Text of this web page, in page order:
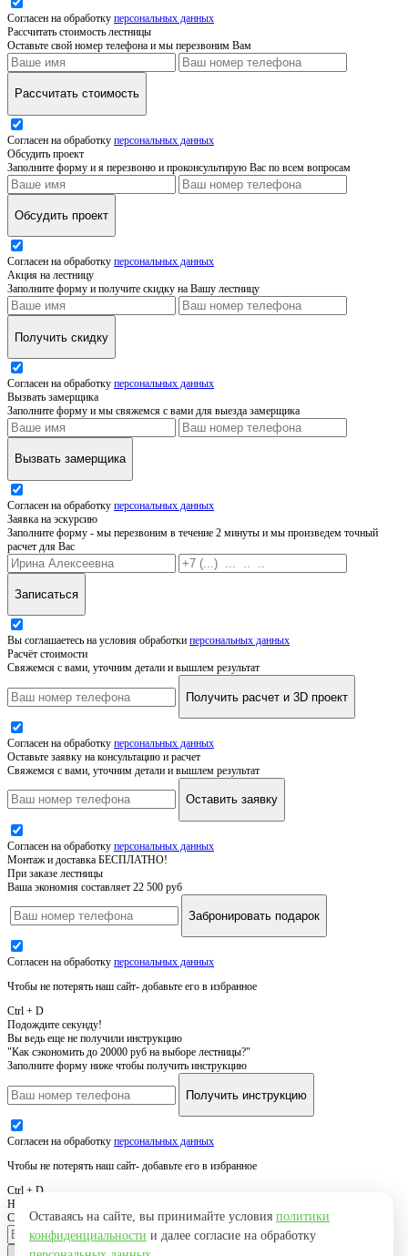
Согласен на обработку персональных данных
Рассчитать стоимость лестницы
Оставьте свой номер телефона и мы перезвоним Вам
Рассчитать стоимость
Согласен на обработку персональных данных
Обсудить проект
Заполните форму и я перезвоню и проконсультирую Вас по всем вопросам
Обсудить проект
Согласен на обработку персональных данных
Акция на лестницу
Заполните форму и получите скидку на Вашу лестницу
Получить скидку
Согласен на обработку персональных данных
Вызвать замерщика
Заполните форму и мы свяжемся с вами для выезда замерщика
Вызвать замерщика
Согласен на обработку персональных данных
Заявка на эскурсию
Заполните форму - мы перезвоним в течение 2 минуты и мы произведем точный
расчет для Вас
Записаться
Вы соглашаетесь на условия обработки персональных данных
Расчёт стоимости
Свяжемся с вами, уточним детали и вышлем результат
Получить расчет и 3D проект
Согласен на обработку персональных данных
Оставьте заявку на консультацию и расчет
Свяжемся с вами, уточним детали и вышлем результат
Оставить заявку
Согласен на обработку персональных данных
Монтаж и доставка БЕСПЛАТНО!
При заказе лестницы
Ваша экономия составляет 22 500 руб
Забронировать подарок
Согласен на обработку персональных данных
Чтобы не потерять наш сайт- добавьте его в избранное
Ctrl + D
Подождите секунду!
Вы ведь еще не получили инструкцию
"Как сэкономить до 20000 руб на выборе лестницы?"
Заполните форму ниже чтобы получить инструкцию
Получить инструкцию
Согласен на обработку персональных данных
Чтобы не потерять наш сайт- добавьте его в избранное
Ctrl + D
Нужна похожая лестница
Свяжемся с вами, уточним детали и вышлем результат
Оставаясь на сайте, вы принимайте условия политики
конфиденциальности и далее согласие на обработку